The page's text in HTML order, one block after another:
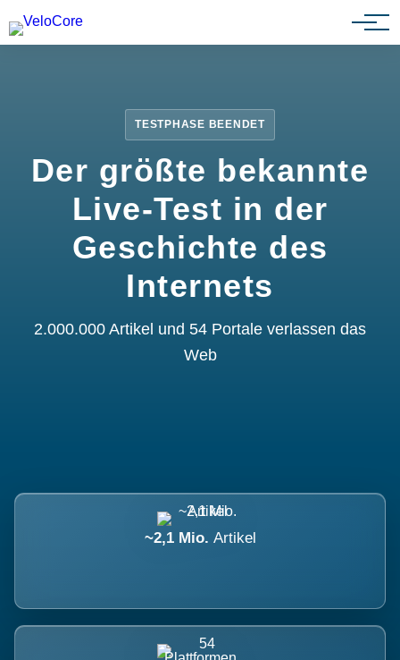
Partnerprogramm
TESTPHASE BEENDET
Der größte bekannte
Live-Test in der
Geschichte des
Internets
2.000.000 Artikel und 54 Portale verlassen das
Web
~2,1 Mio. Artikel